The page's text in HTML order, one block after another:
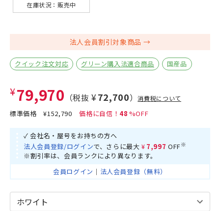
在庫状況： 販売中
法人会員割引対象商品
クイック注文対応 グリーン購入法適合商品 国産品
¥79,970 （税抜 ¥72,700）消費税について
標準価格¥152,790 48
✓ 会社名・屋号をお持ちの方へ
法人会員登録/ログインで、さらに最大 ¥7,997 OFF※
※割引率は、会員ランクにより異なります。
会員ログイン ｜ 法人会員登録（無料）